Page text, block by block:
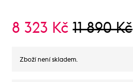
8 323 Kč 11 890 Kč
Zboží není skladem.